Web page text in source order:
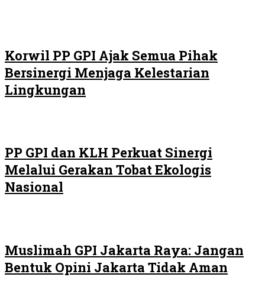
Korwil PP GPI Ajak Semua Pihak
Bersinergi Menjaga Kelestarian
Lingkungan
PP GPI dan KLH Perkuat Sinergi
Melalui Gerakan Tobat Ekologis
Nasional
Muslimah GPI Jakarta Raya: Jangan
Bentuk Opini Jakarta Tidak Aman